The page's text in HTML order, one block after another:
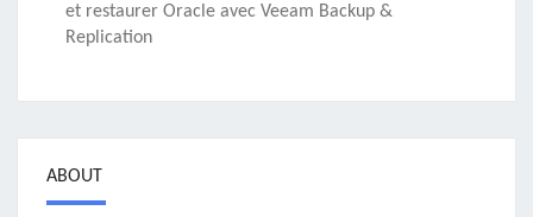
et restaurer Oracle avec Veeam Backup &
Replication
ABOUT